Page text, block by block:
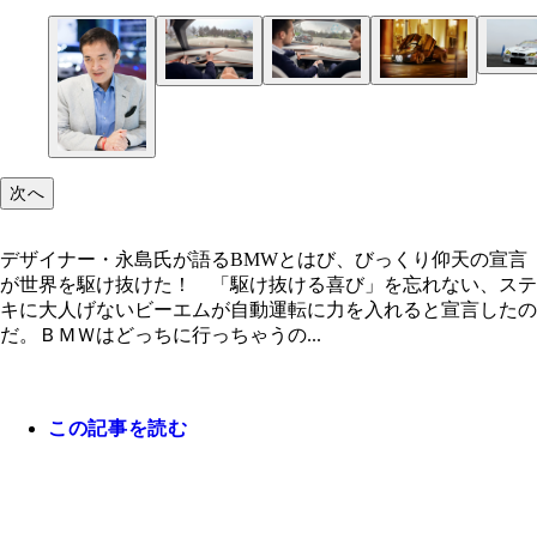
ＢＭＷ ＶＩＳＩＯＮ ＮＥＸＴ １００ＢＭＷ
０ 周年を機に「次の１００年」をにらんで造ら
が、自動運転コンセプトカーの「ＶＩＳＩＯＮＮ
ＭＷが世に送り出すクルマというのは、キドニー
と４連ライトは不変なのだ！ （Ｃ）ＢＭＷ Ｊ
ｎ
ＢＭＷ Ｍ６ ＧＴ３今年デビューの市販レーシ
シンＭ６ ＧＴ３。ＦＩＡ－ＧＴ３規定に基づく
５８５馬力を発揮する４．４リッターＶ８ツイン
搭載。今年のニュル２４時間耐久レースにも参加
次へ
デザイナー・永島氏が語るBMWとはび、びっくり仰天の宣言
が世界を駆け抜けた！ 「駆け抜ける喜び」を忘れない、ステ
キに大人げないビーエムが自動運転に力を入れると宣言したの
だ。ＢＭＷはどっちに行っちゃうの...
この記事を読む